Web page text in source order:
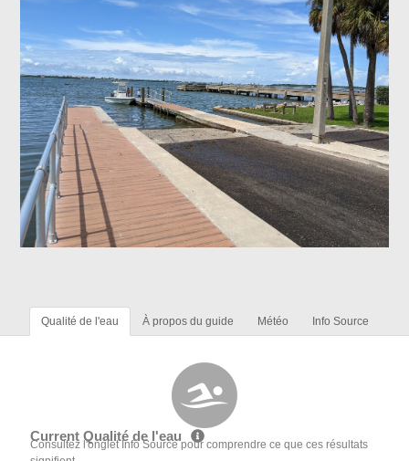
Qualité de l'eau À propos du guide Météo Info Source
Current Qualité de l'eau
Consultez l'onglet Info Source pour comprendre ce que ces résultats